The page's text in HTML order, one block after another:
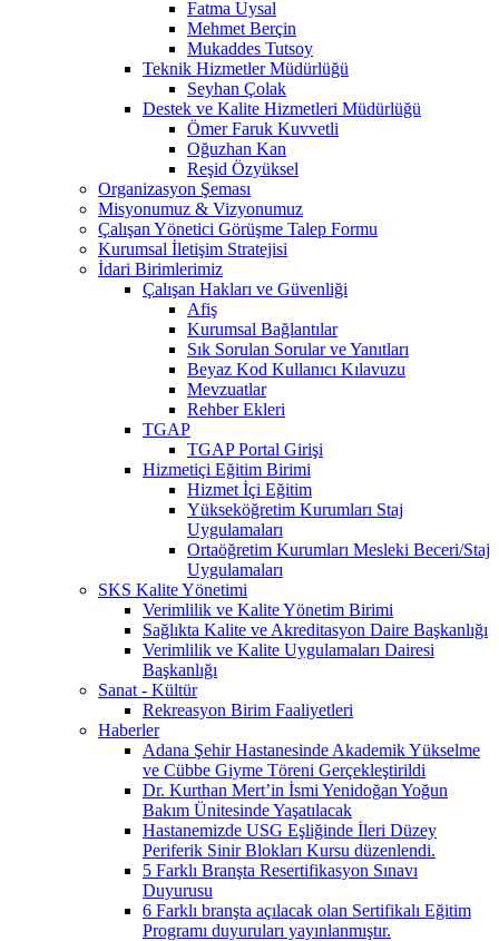
Fatma Uysal
Mehmet Berçin
Mukaddes Tutsoy
Teknik Hizmetler Müdürlüğü
Seyhan Çolak
Destek ve Kalite Hizmetleri Müdürlüğü
Ömer Faruk Kuvvetli
Oğuzhan Kan
Reşid Özyüksel
Organizasyon Şeması
Misyonumuz & Vizyonumuz
Çalışan Yönetici Görüşme Talep Formu
Kurumsal İletişim Stratejisi
İdari Birimlerimiz
Çalışan Hakları ve Güvenliği
Afiş
Kurumsal Bağlantılar
Sık Sorulan Sorular ve Yanıtları
Beyaz Kod Kullanıcı Kılavuzu
Mevzuatlar
Rehber Ekleri
TGAP
TGAP Portal Girişi
Hizmetiçi Eğitim Birimi
Hizmet İçi Eğitim
Yükseköğretim Kurumları Staj
Uygulamaları
Ortaöğretim Kurumları Mesleki Beceri/Staj
Uygulamaları
SKS Kalite Yönetimi
Verimlilik ve Kalite Yönetim Birimi
Sağlıkta Kalite ve Akreditasyon Daire Başkanlığı
Verimlilik ve Kalite Uygulamaları Dairesi
Başkanlığı
Sanat - Kültür
Rekreasyon Birim Faaliyetleri
Haberler
Adana Şehir Hastanesinde Akademik Yükselme
ve Cübbe Giyme Töreni Gerçekleştirildi
Dr. Kurthan Mert’in İsmi Yenidoğan Yoğun
Bakım Ünitesinde Yaşatılacak
Hastanemizde USG Eşliğinde İleri Düzey
Periferik Sinir Blokları Kursu düzenlendi.
5 Farklı Branşta Resertifikasyon Sınavı
Duyurusu
6 Farklı branşta açılacak olan Sertifikalı Eğitim
Programı duyuruları yayınlanmıştır.